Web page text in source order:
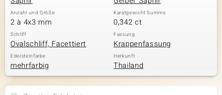
Anzahl und Größe
2 à 4x3 mm
Karatgewicht Summe
0,342 ct
Schliff
Ovalschliff, Facettiert
Fassung
Krappenfassung
Edelsteinfarbe
mehrfarbig
Herkunft
Thailand